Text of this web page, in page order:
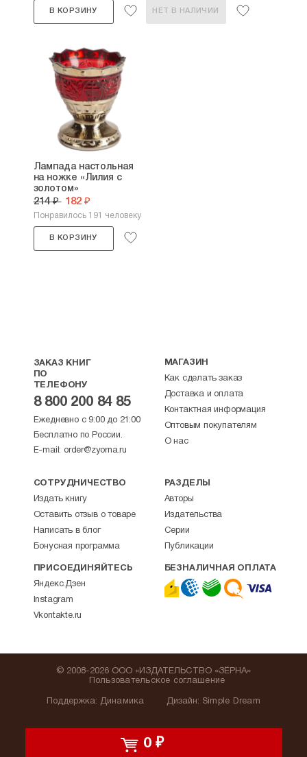
0 ₽
В КОРЗИНУ НЕТ В НАЛИЧИИ
Лампада настольная
на ножке «Лилия с
золотом»
214 ₽ 182 ₽
Понравилось 191 человеку
В КОРЗИНУ
ЗАКАЗ КНИГ
ПО
ТЕЛЕФОНУ
8 800 200 84 85
Ежедневно с 9:00 до 21:00
Бесплатно по России.
E-mail: order@zyorna.ru
МАГАЗИН
Как сделать заказ
Доставка и оплата
Контактная информация
Оптовым покупателям
О нас
СОТРУДНИЧЕСТВО
Издать книгу
Оставить отзыв о товаре
Написать в блог
Бонусная программа
РАЗДЕЛЫ
Авторы
Издательства
Серии
Публикации
ПРИСОЕДИНЯЙТЕСЬ
Яндекс.Дзен
Instagram
Vkontakte.ru
БЕЗНАЛИЧНАЯ ОПЛАТА
Поддержка: Динамика
© 2008-2026 ООО «ИЗДАТЕЛЬСТВО «ЗЁРНА»
Пользовательское соглашение
Дизайн: Simple Dream